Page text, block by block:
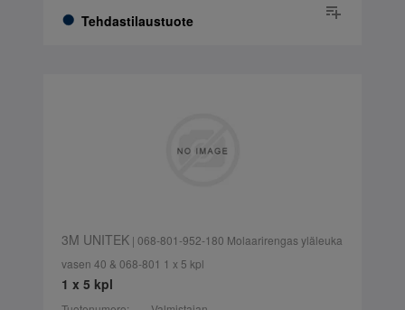
Tehdastilaustuote
3M UNITEK| 068-801-952-180 Molaarirengas yläleuka
vasen 40 & 068-801 1 x 5 kpl
1 x 5 kpl